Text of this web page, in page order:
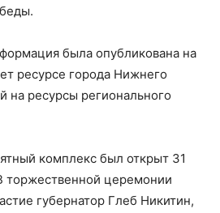
была опубликована на
ресурсе города Нижнего
на ресурсы регионального
комплекс был открыт 31
торжественной церемонии
губернатор Глеб Никитин,